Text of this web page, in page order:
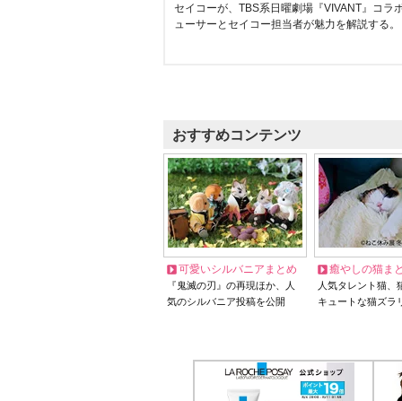
セイコーが、TBS系日曜劇場『VIVANT』コラ
ューサーとセイコー担当者が魅力を解説する。
おすすめコンテンツ
可愛いシルバニアまとめ
『鬼滅の刃』の再現ほか、人
気のシルバニア投稿を公開
癒やしの猫ま
人気タレント猫
キュートな猫ズラ